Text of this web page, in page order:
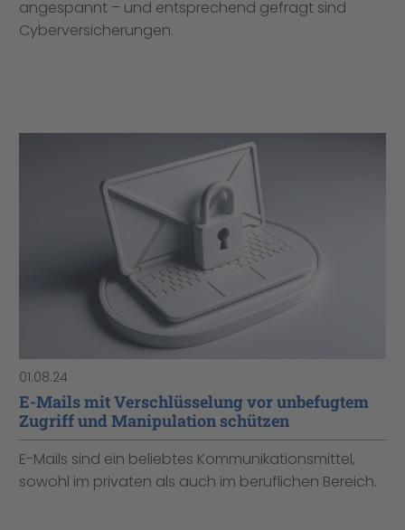
angespannt – und entsprechend gefragt sind
Cyberversicherungen.
01.08.24
E-Mails mit Verschlüsselung vor unbefugtem
Zugriff und Manipulation schützen
E-Mails sind ein beliebtes Kommunikationsmittel,
sowohl im privaten als auch im beruflichen Bereich.